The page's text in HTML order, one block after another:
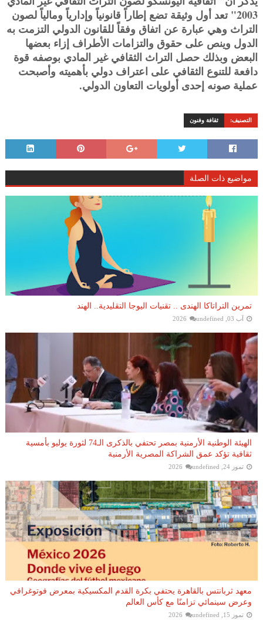
2003" تعد أول وثيقة تضع إطاراً قانونياً وإدارياً ومالياً لصون
التراث وهي عبارة عن اتفاق وفقاً للقانون الدولي التزمت به
الدول وينص على حقوق والتزامات الأطراف إزاء بعضها
البعض وبذلك حصل التراث الثقافي غير المادي بوصفه قوة
دافعة للتنوع الثقافي على اعتراف دولي بأهميته وأصبحت
عملية صونه إحدى أولويات التعاون الدولي.
التصنيف: ثقافة وفنون
مواضيع ذات الصلة
تمرين التراتاكا الهندى .. تقنيات اليوجا التقليدية.. الهند
آب 03, 2026 undefined
الهيئة الوطنية الأرمنية بمصر تحتفي بالذكرى الـ74 لثورة يوليو بأمسية
ثقافية تؤكد عمق الشراكة المصرية الأرمنية
تموز 24, 2026 undefined
معهد ثربانتس بالقاهرة يحتفي بكرة القدم المكسيكية بمعرض فوتوغرافي
وعرض سينمائي تزامنًا مع كأس العالم
تموز 15, 2026 undefined